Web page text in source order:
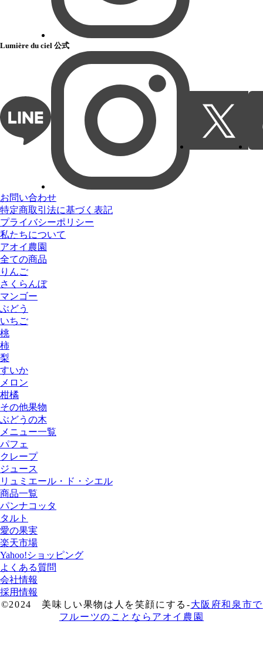
Lumière du ciel 公式
お問い合わせ
特定商取引法に基づく表記
プライバシーポリシー
私たちについて
アオイ農園
全ての商品
りんご
さくらんぼ
マンゴー
ぶどう
いちご
桃
柿
梨
すいか
メロン
柑橘
その他果物
ぶどうの木
メニュー一覧
パフェ
クレープ
ジュース
リュミエール・ド・シエル
商品一覧
パンナコッタ
タルト
愛の果実
楽天市場
Yahoo!ショッピング
よくある質問
会社情報
採用情報
©2024 美味しい果物は人を笑顔にする-大阪府和泉市で
フルーツのことならアオイ農園